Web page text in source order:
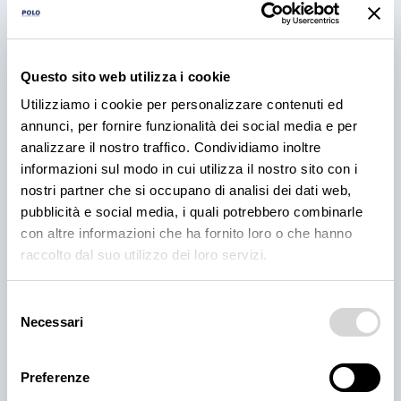
Questo sito web utilizza i cookie
Utilizziamo i cookie per personalizzare contenuti ed
annunci, per fornire funzionalità dei social media e per
analizzare il nostro traffico. Condividiamo inoltre
informazioni sul modo in cui utilizza il nostro sito con i
nostri partner che si occupano di analisi dei dati web,
pubblicità e social media, i quali potrebbero combinarle
con altre informazioni che ha fornito loro o che hanno
raccolto dal suo utilizzo dei loro servizi.
delNecessari
Preferenze
Cantina Valle Isarco:
responsabilità e amore per il
territorio
Cantina Valle Isarco è sinonimo di eccellenza: i vini
bianchi di questa cantina sono tra i più ricercati
dell'Alto Adige grazie all'altissima qualità delle uve e
alla lavorazione accurata e meticolosa.
30 lug 2026